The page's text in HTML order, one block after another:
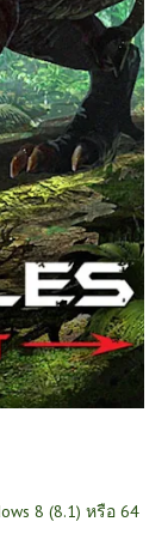
8 (8.1) หรือ 64